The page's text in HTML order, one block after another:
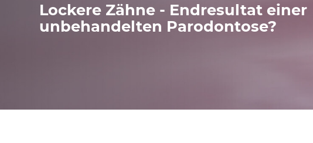
Lockere Zähne - Endresultat einer
unbehandelten Parodontose?